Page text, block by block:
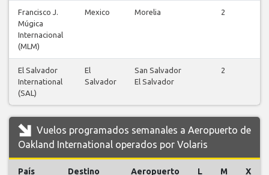
Francisco J.
Múgica
Internacional
(MLM)
Mexico Morelia
2
El Salvador
International
(SAL)
El
Salvador
San Salvador
El Salvador
2
Vuelos programados semanales a Aeropuerto de
Oakland International operados por Volaris
País Destino Aeropuerto L M X